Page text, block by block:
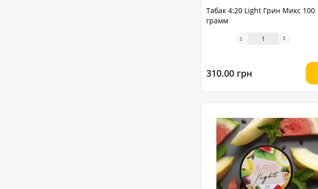
Табак 4:20 Light Грин Микс 100
грамм
310.00 грн